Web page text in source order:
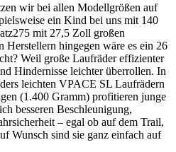
wir bei allen Modellgrößen auf
ein Kind bei uns mit 140
mit 27,5 Zoll großen
Herstellern hingegen wäre es ein 26
Weil große Laufräder effizienter
Hindernisse leichter überrollen. In
leichten VPACE SL Laufrädern
(1.400 Gramm) profitieren junge
besseren Beschleunigung,
– egal ob auf dem Trail,
Wunsch sind sie ganz einfach auf